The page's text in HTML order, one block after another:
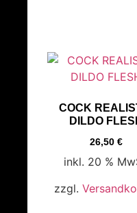
COCK
DILDO
26,50€
inkl. 20 %
zzgl.